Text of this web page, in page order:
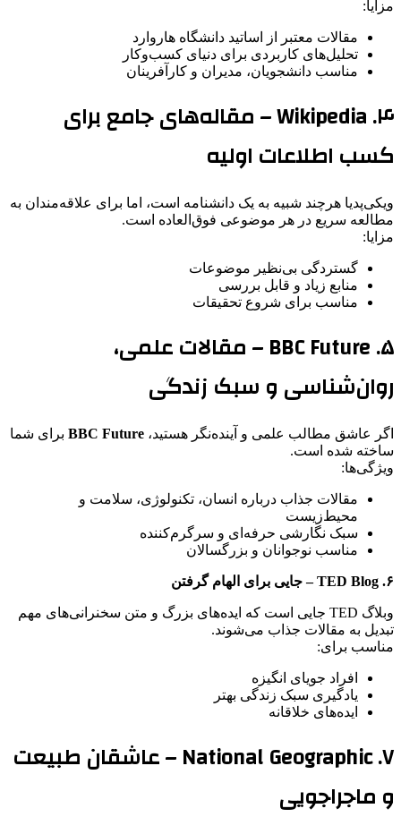
مزایا:
مقالات معتبر از اساتید دانشگاه هاروارد
تحلیل‌های کاربردی برای دنیای کسب‌وکار
مناسب دانشجویان، مدیران و کارآفرینان
۴. Wikipedia – مقاله‌های جامع برای
کسب اطلاعات اولیه
ویکی‌پدیا هرچند شبیه به یک دانشنامه است، اما برای علاقه‌مندان به
مطالعه سریع در هر موضوعی فوق‌العاده است.
مزایا:
گستردگی بی‌نظیر موضوعات
منابع زیاد و قابل بررسی
مناسب برای شروع تحقیقات
۵. BBC Future – مقالات علمی،
روان‌شناسی و سبک زندگی
اگر عاشق مطالب علمی و آینده‌نگر هستید، BBC Future برای شما
ساخته شده است.
ویژگی‌ها:
مقالات جذاب درباره انسان، تکنولوژی، سلامت و
محیط‌زیست
سبک نگارشی حرفه‌ای و سرگرم‌کننده
مناسب نوجوانان و بزرگسالان
۶. TED Blog – جایی برای الهام گرفتن
وبلاگ TED جایی است که ایده‌های بزرگ و متن سخنرانی‌های مهم
تبدیل به مقالات جذاب می‌شوند.
مناسب برای:
افراد جویای انگیزه
یادگیری سبک زندگی بهتر
ایده‌های خلاقانه
۷. National Geographic – عاشقان طبیعت
و ماجراجویی